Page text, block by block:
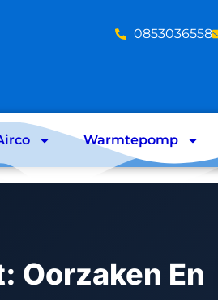
‪0853036558
Warmtepomp
Oorzaken En